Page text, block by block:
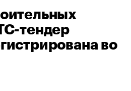
тендер
во